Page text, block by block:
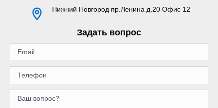
Нижний Новгород пр.Ленина д.20 Офис 12
Задать вопрос